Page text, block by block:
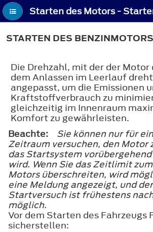
STARTEN DES BENZINMOTORS
Die Drehzahl, mit der der Motor
dem Anlassen im Leerlauf
angepasst, um die Emissionen
Kraftstoffverbrauch zu
gleichzeitig im Innenraum
Komfort zu gewährleisten.
Beachte:
Sie können nur für
Zeitraum versuchen, den Motor
das Startsystem
wird. Wenn Sie das Zeitlimit
Motors überschreiten, wird
eine Meldung angezeigt, und
Startversuch ist frühestens
möglich.
Vor dem Starten des Fahrzeugs
sicherstellen: